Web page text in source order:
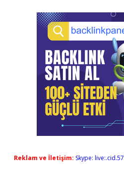
Reklam ve İletişim: Skype: